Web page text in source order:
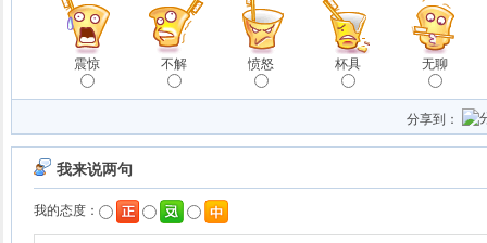
震惊 不解 愤怒 杯具 无聊
分享到：